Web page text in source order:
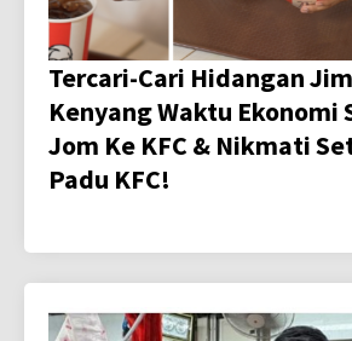
Tercari-Cari Hidangan
Kenyang Waktu Ekonomi
Jom Ke KFC & Nikmati
Padu KFC!